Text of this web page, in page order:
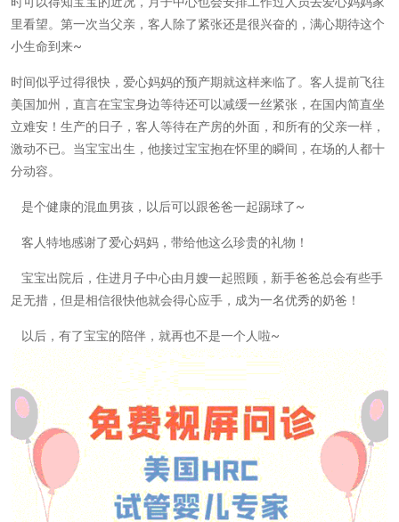
里看望。第一次当父亲，客人除了紧张还是很兴奋的，满心期待这个
小生命到来~
时间似乎过得很快，爱心妈妈的预产期就这样来临了。客人提前飞往
美国加州，直言在宝宝身边等待还可以减缓一丝紧张，在国内简直坐
立难安！生产的日子，客人等待在产房的外面，和所有的父亲一样，
激动不已。当宝宝出生，他接过宝宝抱在怀里的瞬间，在场的人都十
分动容。
是个健康的混血男孩，以后可以跟爸爸一起踢球了~
客人特地感谢了爱心妈妈，带给他这么珍贵的礼物！
宝宝出院后，住进月子中心由月嫂一起照顾，新手爸爸总会有些手
足无措，但是相信很快他就会得心应手，成为一名优秀的奶爸！
以后，有了宝宝的陪伴，就再也不是一个人啦~